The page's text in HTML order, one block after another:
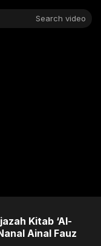
Search video
Kitab ‘Al-
Ainal Fauz